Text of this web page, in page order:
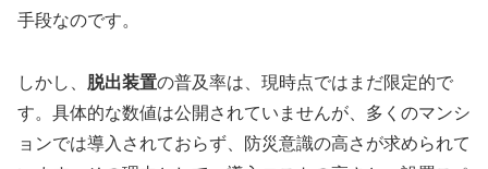
手段なのです。
しかし、 脱出装置の普及率は、現時点ではまだ限定的で
す。具体的な数値は公開されていませんが、多くのマンシ
ョンでは導入されておらず、防災意識の高さが求められて